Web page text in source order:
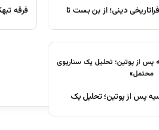
دینی؛ از بن بست تا
فرقه
پس از پوتین؛ تحلیل یک